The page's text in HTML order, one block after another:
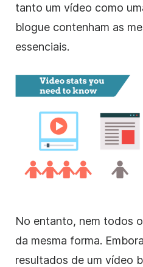
tanto um vídeo como
blogue contenham as
essenciais.
No entanto, nem todos
da mesma forma.
resultados de um vídeo